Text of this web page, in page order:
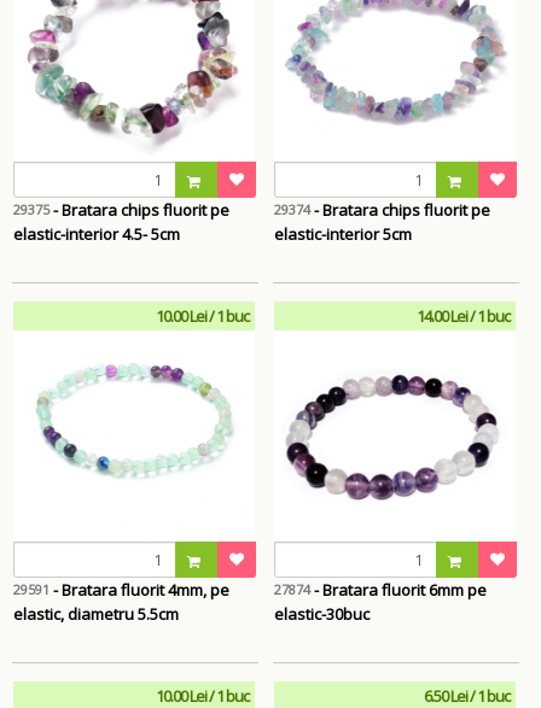
29375- Bratara chips fluorit pe
elastic-interior 4.5- 5cm
29374- Bratara chips fluorit pe
elastic-interior 5cm
10.00 Lei / 1 buc
29591 - Bratara fluorit 4mm, pe
elastic, diametru 5.5cm
14.00 Lei / 1 buc
27874- Bratara fluorit 6mm pe
elastic-30buc
10.00 Lei / 1 buc 6.50 Lei / 1 buc